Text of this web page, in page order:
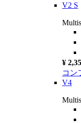
V2 S
¥
コン
V4